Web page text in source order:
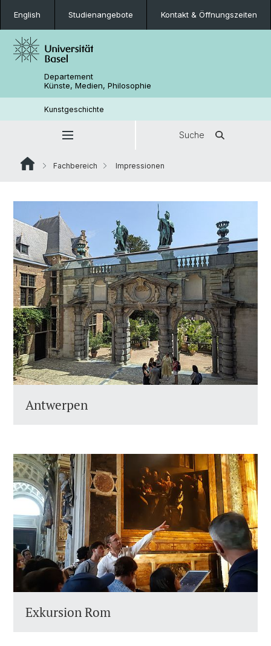
English Studienangebote Kontakt & Öffnungszeiten
Departement
Künste, Medien, Philosophie
Kunstgeschichte
Suche
Fachbereich Impressionen
Antwerpen
Exkursion Rom